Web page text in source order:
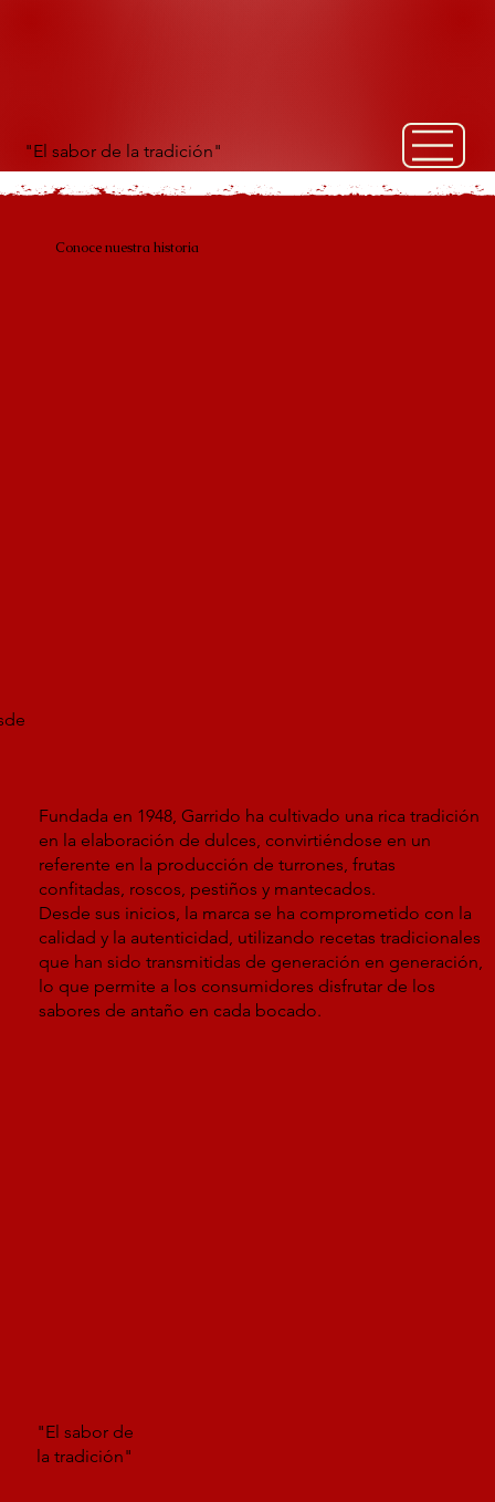
"El sabor de la tradición"
Conoce nuestra historia
Fundada en 1948, Garrido ha cultivado una rica tradición
en la elaboración de dulces, convirtiéndose en un
referente en la producción de turrones, frutas
confitadas, roscos, pestiños y mantecados.
Desde sus inicios, la marca se ha comprometido con la
calidad y la autenticidad, utilizando recetas tradicionales
que han sido transmitidas de generación en generación,
lo que permite a los consumidores disfrutar de los
sabores de antaño en cada bocado.
"El sabor de
la tradición"